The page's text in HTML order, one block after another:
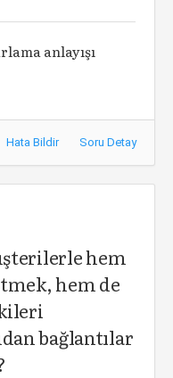
anlayışı
Hata Bildir Soru Detay
hem
hem de
bağlantılar